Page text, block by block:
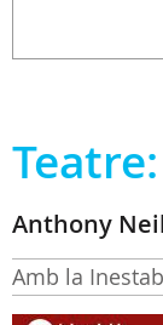
Anthony
Amb la